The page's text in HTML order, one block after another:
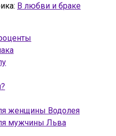
В любви и браке
женщины Водолея
мужчины Льва